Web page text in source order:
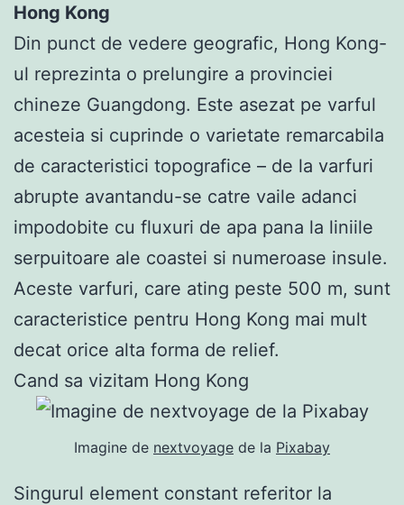
Hong Kong
Din punct de vedere geografic, Hong Kong-
ul reprezinta o prelungire a provinciei
chineze Guangdong. Este asezat pe varful
acesteia si cuprinde o varietate remarcabila
de caracteristici topografice – de la varfuri
abrupte avantandu-se catre vaile adanci
impodobite cu fluxuri de apa pana la liniile
serpuitoare ale coastei si numeroase insule.
Aceste varfuri, care ating peste 500 m, sunt
caracteristice pentru Hong Kong mai mult
decat orice alta forma de relief.
Cand sa vizitam Hong Kong
Imagine de nextvoyage de la Pixabay
Singurul element constant referitor la